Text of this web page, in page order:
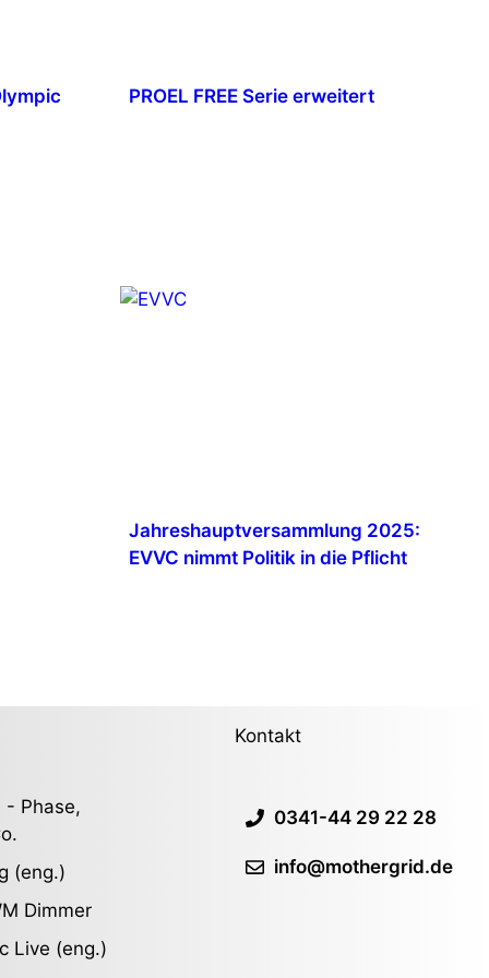
PROEL FREE Serie erweitert
Jahreshauptversammlung 2025:
EVVC nimmt Politik in die Pflicht
- Phase,
(eng.)
Dimmer
Live (eng.)
Kontakt
0341-44 29 22 28
info@mothergrid.de